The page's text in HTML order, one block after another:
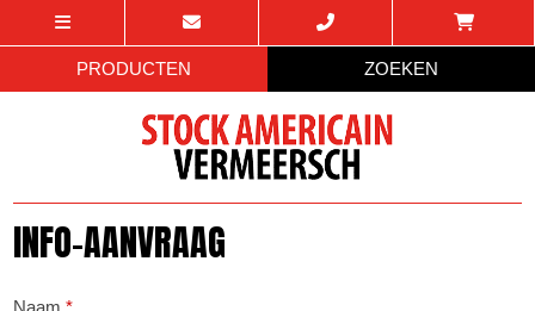
PRODUCTEN ZOEKEN
INFO-AANVRAAG
Naam*